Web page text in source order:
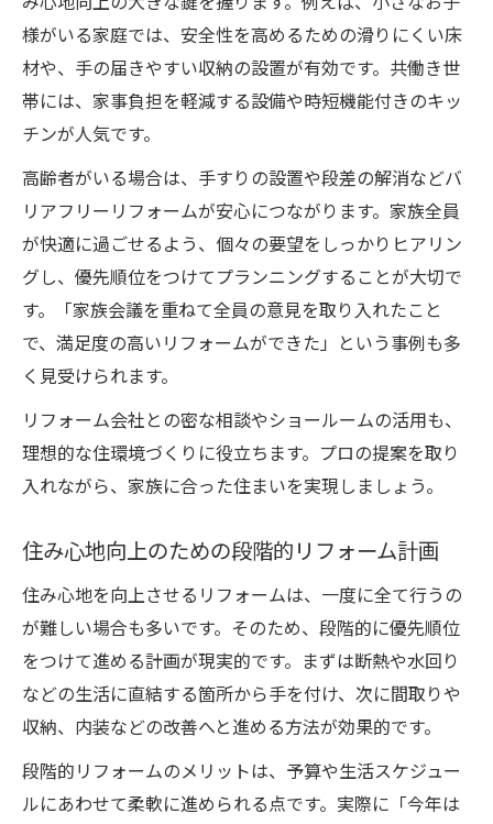
様がいる家庭では、安全性を高めるための滑りにくい床
材や、手の届きやすい収納の設置が有効です。共働き世
帯には、家事負担を軽減する設備や時短機能付きのキッ
チンが人気です。
高齢者がいる場合は、手すりの設置や段差の解消などバ
リアフリーリフォームが安心につながります。家族全員
が快適に過ごせるよう、個々の要望をしっかりヒアリン
グし、優先順位をつけてプランニングすることが大切で
す。「家族会議を重ねて全員の意見を取り入れたこと
で、満足度の高いリフォームができた」という事例も多
く見受けられます。
リフォーム会社との密な相談やショールームの活用も、
理想的な住環境づくりに役立ちます。プロの提案を取り
入れながら、家族に合った住まいを実現しましょう。
住み心地向上のための段階的リフォーム計画
住み心地を向上させるリフォームは、一度に全て行うの
が難しい場合も多いです。そのため、段階的に優先順位
をつけて進める計画が現実的です。まずは断熱や水回り
などの生活に直結する箇所から手を付け、次に間取りや
収納、内装などの改善へと進める方法が効果的です。
段階的リフォームのメリットは、予算や生活スケジュー
ルにあわせて柔軟に進められる点です。実際に「今年は